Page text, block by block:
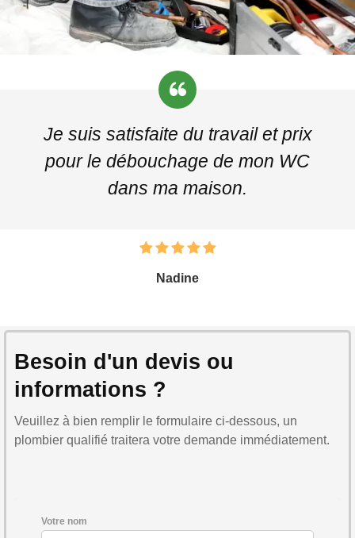
Je suis satisfaite du travail et prix
pour le débouchage de mon WC
dans ma maison.
Nadine
Besoin d'un devis ou
informations ?
Veuillez à bien remplir le formulaire ci-dessous, un
plombier qualifié traitera votre demande immédiatement.
Votre nom